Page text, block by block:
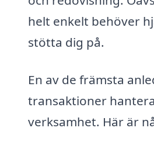
helt enkelt behöver
stötta dig på.
En av de främsta
transaktioner
verksamhet. Här är